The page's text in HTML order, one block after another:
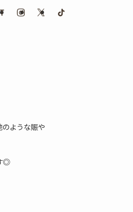
ような賑や
◎